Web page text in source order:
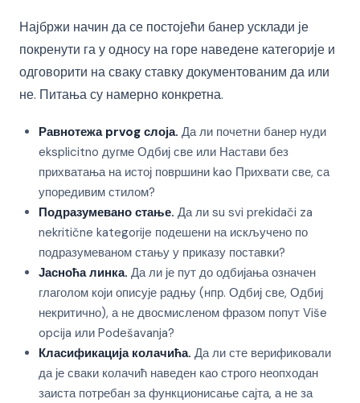
Најбржи начин да се постојећи банер усклади је
покренути га у односу на горе наведене категорије и
одговорити на сваку ставку документованим да или
не. Питања су намерно конкретна.
Равнотежа prvog слоја. Да ли почетни банер нуди
eksplicitno дугме Одбиј све или Настави без
прихватања на истој површини kao Прихвати све, са
упоредивим стилом?
Подразумевано стање. Да ли su svi prekidači za
nekritične kategorije подешени на искључено по
подразумеваном стању у приказу поставки?
Јасноћа линка. Да ли је пут до одбијања означен
глаголом који описује радњу (нпр. Одбиј све, Одбиј
некритично), а не двосмисленом фразом попут Više
opcija или Podešavanja?
Класификација колачића. Да ли сте верификовали
да је сваки колачић наведен као строго неопходан
заиста потребан за функционисање сајта, а не за